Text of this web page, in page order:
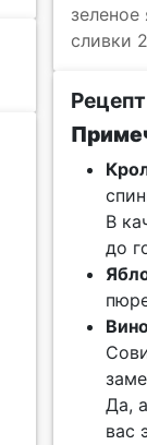
зеленое
сливки
В
до
Да,
вас